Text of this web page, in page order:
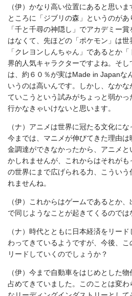
（伊）かなり高い位置にあると思い
ところに「ジブリの森」というのが
「千と千尋の神隠し」でアカデミー
はなくて、先ほどの「ポケモン」は世
「クレヨンしんちゃん」であるとか
界的人気キャラクターですよね。そ
は、約６０％が実はMade in Japanな
いうのは高いんです。しかし、なか
ていこうという試みがちょっと弱か
行かなきゃいけないと思います。
（ナ）アニメは世界に冠たる文化にな
今までは、マニメが伸びてきた理由
金調達ができなかったから、アニメ
かしれませんが、これからはそれが
の世界にまで広げられる力、こうい
れませんね。
（伊）これからはゲームであるとか
で同じようなことが起きてくるのでは
（ナ）時代とともに日本経済をリー
わってきているようですが、今後、
リードしていくのでしょうか？
（伊）今まで自動車をはじめとした
占めてきていました。このことは変